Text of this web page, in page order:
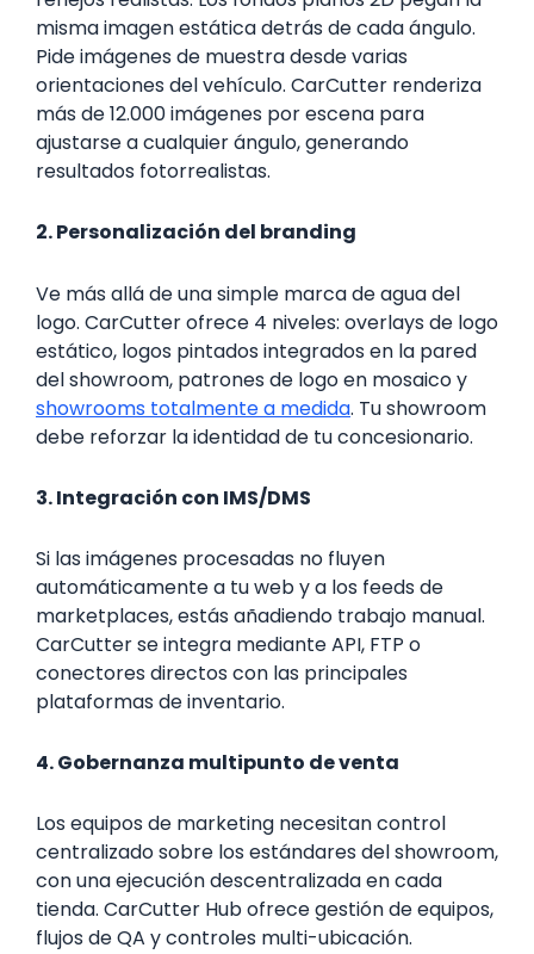
misma imagen estática detrás de cada ángulo.
Pide imágenes de muestra desde varias
orientaciones del vehículo. CarCutter renderiza
más de 12.000 imágenes por escena para
ajustarse a cualquier ángulo, generando
resultados fotorrealistas.
2. Personalización del branding
Ve más allá de una simple marca de agua del
logo. CarCutter ofrece 4 niveles: overlays de logo
estático, logos pintados integrados en la pared
del showroom, patrones de logo en mosaico y
showrooms totalmente a medida. Tu showroom
debe reforzar la identidad de tu concesionario.
3. Integración con IMS/DMS
Si las imágenes procesadas no fluyen
automáticamente a tu web y a los feeds de
marketplaces, estás añadiendo trabajo manual.
CarCutter se integra mediante API, FTP o
conectores directos con las principales
plataformas de inventario.
4. Gobernanza multipunto de venta
Los equipos de marketing necesitan control
centralizado sobre los estándares del showroom,
con una ejecución descentralizada en cada
tienda. CarCutter Hub ofrece gestión de equipos,
flujos de QA y controles multi-ubicación.